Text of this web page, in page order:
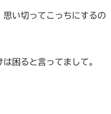
い切ってこっちにするの
困ると言ってまして。